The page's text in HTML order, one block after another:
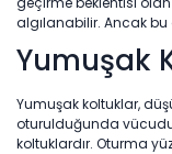
algılanabilir. Ancak
Yumuşak
Yumuşak koltuklar,
oturulduğunda
koltuklardır. Oturma